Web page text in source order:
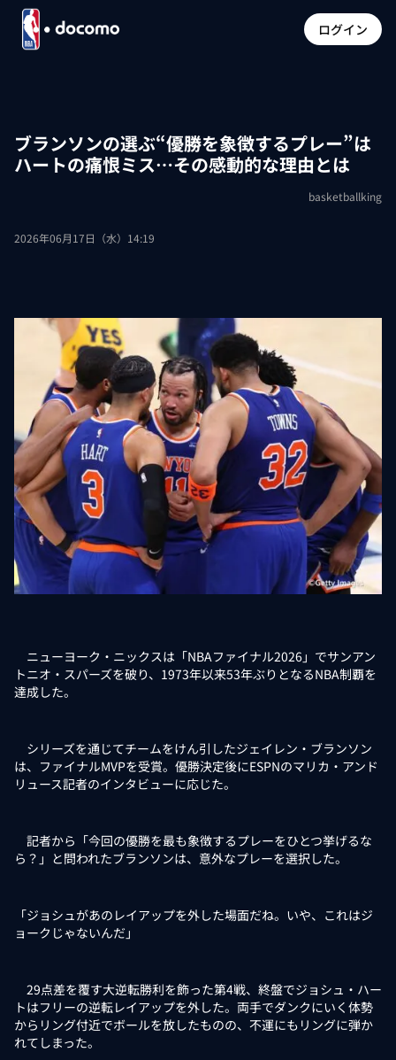
ログイン
ブランソンの選ぶ“優勝を象徴するプレー”は
ハートの痛恨ミス…その感動的な理由とは
basketballking
2026年06月17日（水）14:19
ニューヨーク・ニックスは「NBAファイナル2026」でサンアン
トニオ・スパーズを破り、1973年以来53年ぶりとなるNBA制覇を
達成した。
シリーズを通じてチームをけん引したジェイレン・ブランソン
は、ファイナルMVPを受賞。優勝決定後にESPNのマリカ・アンド
リュース記者のインタビューに応じた。
記者から「今回の優勝を最も象徴するプレーをひとつ挙げるな
ら？」と問われたブランソンは、意外なプレーを選択した。
「ジョシュがあのレイアップを外した場面だね。いや、これはジ
ョークじゃないんだ」
29点差を覆す大逆転勝利を飾った第4戦、終盤でジョシュ・ハー
トはフリーの逆転レイアップを外した。両手でダンクにいく体勢
からリング付近でボールを放したものの、不運にもリングに弾か
れてしまった。